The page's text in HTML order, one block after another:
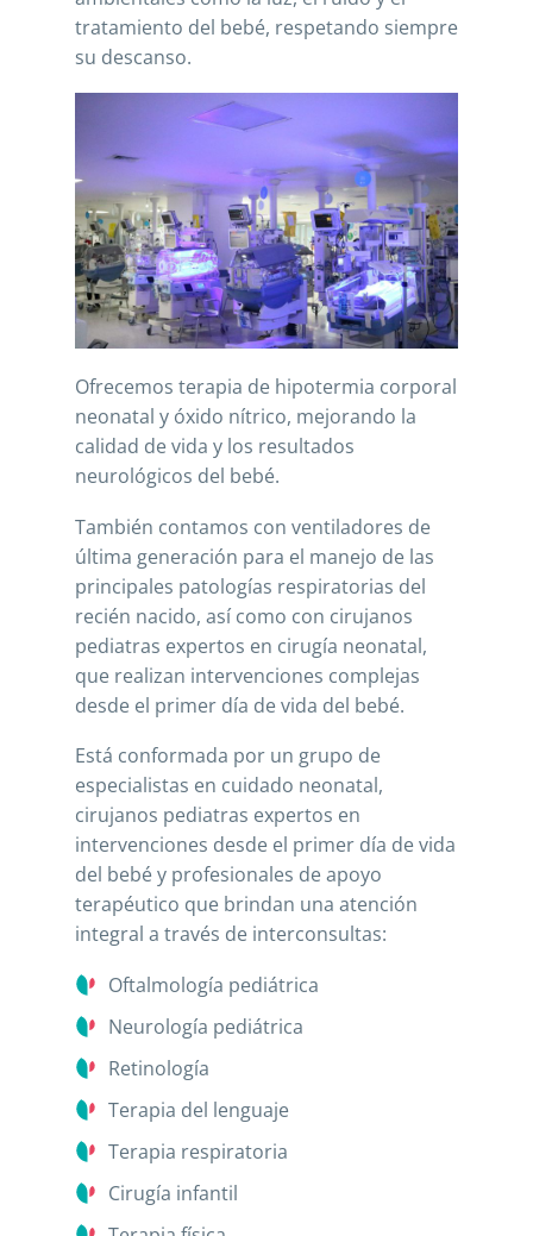
tratamiento del bebé, respetando siempre
su descanso.
Ofrecemos terapia de hipotermia corporal
neonatal y óxido nítrico, mejorando la
calidad de vida y los resultados
neurológicos del bebé.
También contamos con ventiladores de
última generación para el manejo de las
principales patologías respiratorias del
recién nacido, así como con cirujanos
pediatras expertos en cirugía neonatal,
que realizan intervenciones complejas
desde el primer día de vida del bebé.
Está conformada por un grupo de
especialistas en cuidado neonatal,
cirujanos pediatras expertos en
intervenciones desde el primer día de vida
del bebé y profesionales de apoyo
terapéutico que brindan una atención
integral a través de interconsultas:
Oftalmología pediátrica
Neurología pediátrica
Retinología
Terapia del lenguaje
Terapia respiratoria
Cirugía infantil